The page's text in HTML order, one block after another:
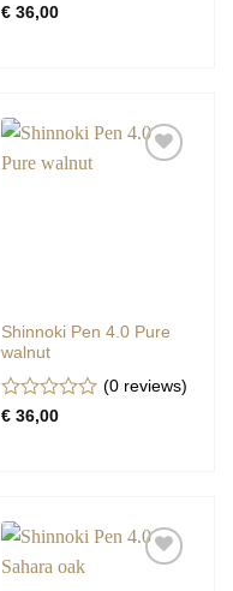
Gewaardeerd
€36,00
Shinnoki Pen 4.0 Pure
walnut
Gewaardeerd
(0reviews)
€36,00